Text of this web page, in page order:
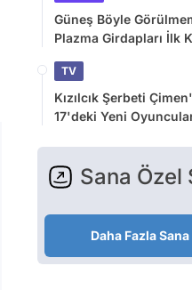
Güneş Böyle
Plazma Girdapları İlk
TV
Kızılcık Şerbeti
17'deki Yeni
Sana Özel
Daha Fazla